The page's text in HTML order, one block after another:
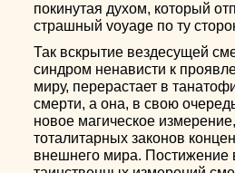
покинутая духом, который
страшный voyage по ту
Так вскрытие вездесущей
синдром ненависти к
миру, перерастает в
смерти, а она, в свою
новое магическое
тоталитарных законов
внешнего мира. Постижение